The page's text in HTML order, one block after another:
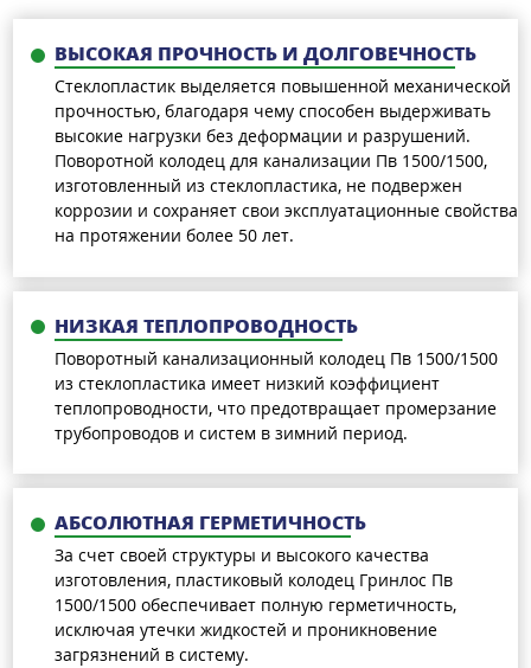
ВЫСОКАЯ ПРОЧНОСТЬ И ДОЛГОВЕЧНОСТЬ
Стеклопластик выделяется повышенной механической
прочностью, благодаря чему способен выдерживать
высокие нагрузки без деформации и разрушений.
Поворотной колодец для канализации Пв 1500/1500,
изготовленный из стеклопластика, не подвержен
коррозии и сохраняет свои эксплуатационные свойства
на протяжении более 50 лет.
НИЗКАЯ ТЕПЛОПРОВОДНОСТЬ
Поворотный канализационный колодец Пв 1500/1500
из стеклопластика имеет низкий коэффициент
теплопроводности, что предотвращает промерзание
трубопроводов и систем в зимний период.
АБСОЛЮТНАЯ ГЕРМЕТИЧНОСТЬ
За счет своей структуры и высокого качества
изготовления, пластиковый колодец Гринлос Пв
1500/1500 обеспечивает полную герметичность,
исключая утечки жидкостей и проникновение
загрязнений в систему.